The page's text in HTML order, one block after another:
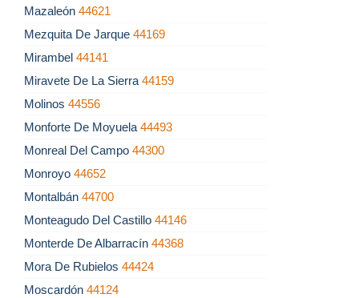
Mazaleón 44621
Mezquita De Jarque 44169
Mirambel 44141
Miravete De La Sierra 44159
Molinos 44556
Monforte De Moyuela 44493
Monreal Del Campo 44300
Monroyo 44652
Montalbán 44700
Monteagudo Del Castillo 44146
Monterde De Albarracín 44368
Mora De Rubielos 44424
Moscardón 44124